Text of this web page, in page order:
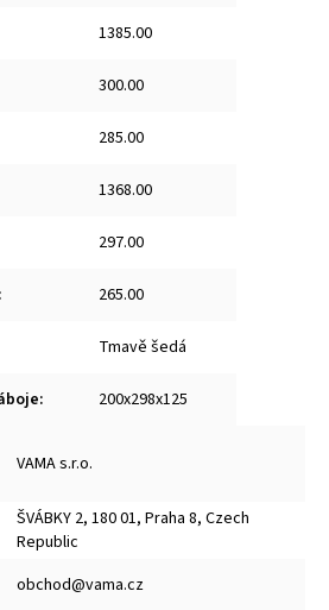
1385.00
300.00
285.00
1368.00
297.00
: 265.00
Tmavě šedá
: 200x298x125
VAMA s.r.o.
ŠVÁBKY 2, 180 01, Praha 8, Czech
Republic
obchod@vama.cz